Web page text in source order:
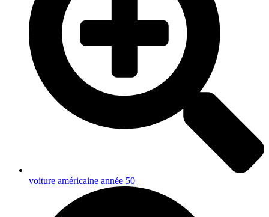
voiture américaine année 50